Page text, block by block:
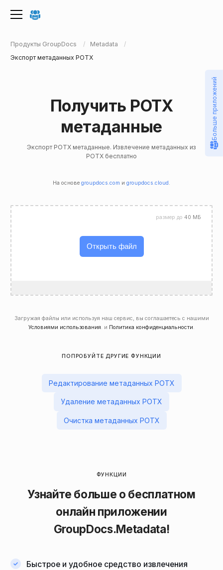
Продукты GroupDocs
Metadata
Экспорт метаданных POTX
Получить POTX
метаданные
Экспорт POTX метаданные. Извлечение метаданных из
POTX бесплатно
На основе groupdocs.com и groupdocs.cloud .
Открыть файл
размер до 40 МБ
Загружая файлы или используя наш сервис, вы соглашаетесь с нашими
Условиями использования. и Политика конфиденциальности.
ПОПРОБУЙТЕ ДРУГИЕ ФУНКЦИИ
Редактирование метаданных POTX
Удаление метаданных POTX
Очистка метаданных POTX
ФУНКЦИИ
Узнайте больше о бесплатном
онлайн приложении
GroupDocs.Metadata!
Быстрое и удобное средство извлечения
Больше приложений